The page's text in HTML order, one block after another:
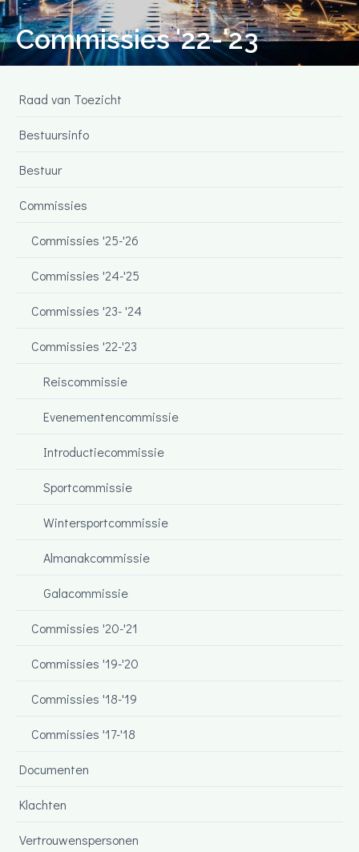
Commissies '22-'23
Raad van Toezicht
Bestuursinfo
Bestuur
Commissies
Commissies '25-'26
Commissies '24-'25
Commissies '23- '24
Commissies '22-'23
Reiscommissie
Evenementencommissie
Introductiecommissie
Sportcommissie
Wintersportcommissie
Almanakcommissie
Galacommissie
Commissies '20-'21
Commissies '19-'20
Commissies '18-'19
Commissies '17-'18
Documenten
Klachten
Vertrouwenspersonen